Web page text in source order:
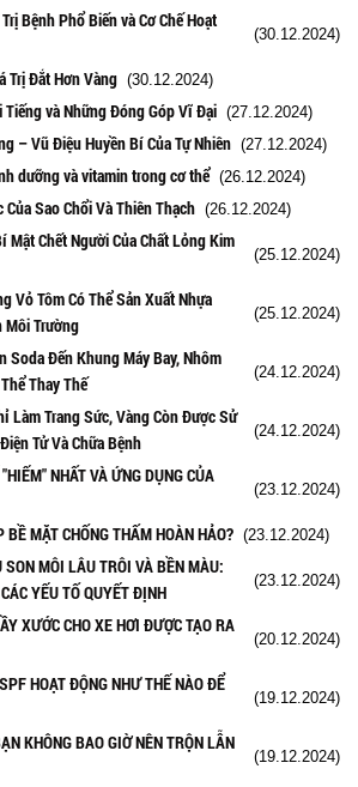
Bệnh Phổ Biến và Cơ Chế Hoạt
(30.12.2024)
Trị Đắt Hơn Vàng (30.12.2024)
Tiếng và Những Đóng Góp Vĩ Đại (27.12.2024)
– Vũ Điệu Huyền Bí Của Tự Nhiên (27.12.2024)
dưỡng và vitamin trong cơ thể (26.12.2024)
Sao Chổi Và Thiên Thạch (26.12.2024)
Mật Chết Người Của Chất Lỏng Kim
(25.12.2024)
Vỏ Tôm Có Thể Sản Xuất Nhựa
Môi Trường
(25.12.2024)
Soda Đến Khung Máy Bay, Nhôm
Thay Thế
(24.12.2024)
Làm Trang Sức, Vàng Còn Được Sử
Tử Và Chữa Bệnh
(24.12.2024)
NHẤT VÀ ỨNG DỤNG CỦA
(23.12.2024)
BỀ MẶT CHỐNG THẤM HOÀN HẢO? (23.12.2024)
SON MÔI LÂU TRÔI VÀ BỀN MÀU:
YẾU TỐ QUYẾT ĐỊNH
(23.12.2024)
XƯỚC CHO XE HƠI ĐƯỢC TẠO RA
(20.12.2024)
HOẠT ĐỘNG NHƯ THẾ NÀO ĐỂ
(19.12.2024)
KHÔNG BAO GIỜ NÊN TRỘN LẪN
(19.12.2024)